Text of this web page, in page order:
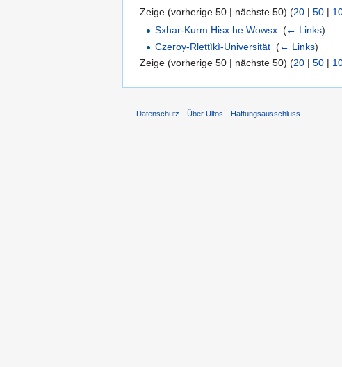
Zeige (vorherige 50 | nächste 50) (20 | 50 |
Sxhar-Kurm Hisx he Wowsx ‎(← Links)
Czeroy-Rlettìkì-Universität ‎(← Links)
Zeige (vorherige 50 | nächste 50) (20 | 50 |
Datenschutz Über Ultos Haftungsausschluss